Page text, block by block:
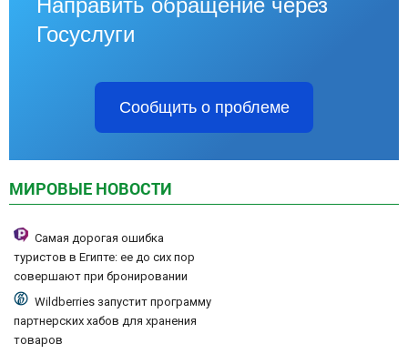
Госуслуги
Сообщить о проблеме
МИРОВЫЕ НОВОСТИ
Самая дорогая ошибка
туристов в Египте: ее до сих пор
совершают при бронировании
Wildberries запустит программу
партнерских хабов для хранения
товаров